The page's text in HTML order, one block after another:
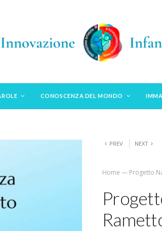
CONOSCENZA DEL MONDO
PREV NEXT
Home — Progetto